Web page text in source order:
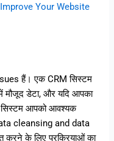
Your Website
हैं। एक CRM सिस्टम
मौजूद डेटा, और यदि आपका
सिस्टम आपको आवश्यक
cleansing and data
करने के लिए प्रक्रियाओं का